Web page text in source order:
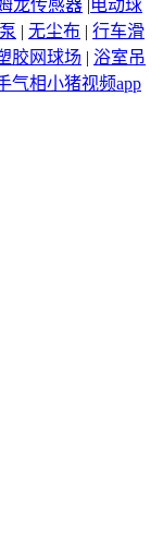
龙传感器 电动球
无尘布
行车滑
胶网球场
浴室吊
气相小猪视频app